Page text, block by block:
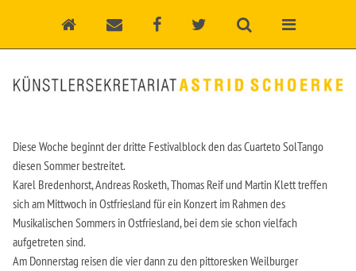
Diese Woche beginnt der dritte Festivalblock den das Cuarteto SolTango
diesen Sommer bestreitet.
Karel Bredenhorst, Andreas Rosketh, Thomas Reif und Martin Klett treffen
sich am Mittwoch in Ostfriesland für ein Konzert im Rahmen des
Musikalischen Sommers in Ostfriesland, bei dem sie schon vielfach
aufgetreten sind.
Am Donnerstag reisen die vier dann zu den pittoresken Weilburger